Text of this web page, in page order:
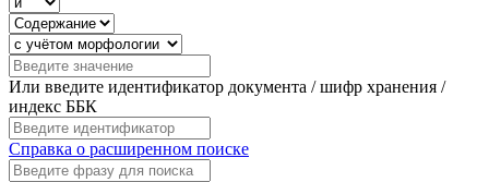
Или введите идентификатор документа / шифр хранения /
индекс ББК
Справка о расширенном поиске